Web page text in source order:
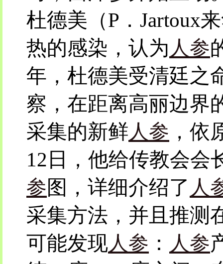
杜德美（P．Jartoux
热的感染，认为 人参
年，杜德美受清廷之
察，在距离高丽边界
采集的新鲜人参 ，依
12日，他给传教会会
参图，详细介绍了 人
采集方法，并且推测
可能发现人参 ： 人参